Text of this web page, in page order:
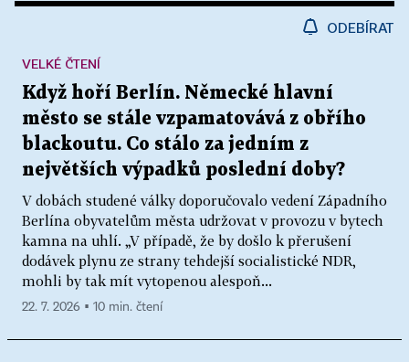
ODEBÍRAT
Když hoří Berlín. Německé hlavní
město se stále vzpamatovává z obřího
blackoutu. Co stálo za jedním z
největších výpadků poslední doby?
V dobách studené války doporučovalo vedení Západního
Berlína obyvatelům města udržovat v provozu v bytech
kamna na uhlí. „V případě, že by došlo k přerušení
dodávek plynu ze strany tehdejší socialistické NDR,
mohli by tak mít vytopenou alespoň...
VELKÉ ČTENÍ
22. 7. 2026 ▪ 10 min. čtení